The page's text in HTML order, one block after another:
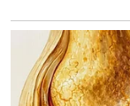
ผ่องใส และมีสุขภ
เดิมๆด้วยผลิตภัณ
อีกแล้ว